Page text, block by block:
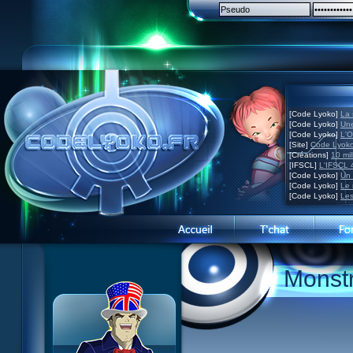
[Code Lyoko] La
[Code Lyoko]
[Code Lyoko]
[Site] Code
[Créations] 10
[IFSCL] L'IFSCL
[Code Lyoko] Un
[Code Lyoko] Le
[Code Lyoko]
Visite guidée
Inscription
Contact
Concours